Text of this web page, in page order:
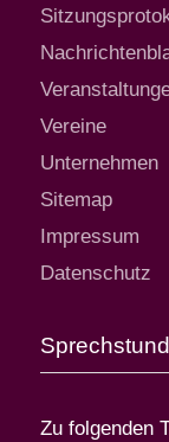
Vereine
Unternehmen
Sitemap
Impressum
Datenschutz
Zu folgenden